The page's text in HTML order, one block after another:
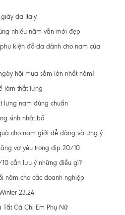
giày da Italy
nhiều năm vẫn mới đẹp
kiện đồ da dành cho nam của
hội mua sắm lớn nhất năm!
làm thắt lưng
lưng nam đúng chuẩn
sinh nhật bố
cho nam giới dễ dàng và ưng ý
vợ yêu trong dịp 20/10
cần lưu ý những điều gì?
năm cho các doanh nghiệp
23.24
Tất Cả Chị Em Phụ Nữ